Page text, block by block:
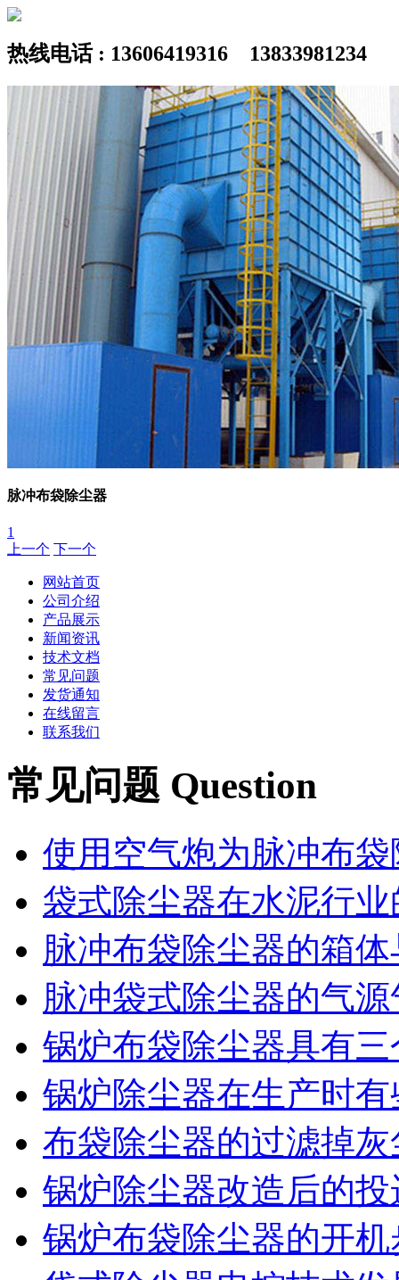
热线电话 : 13606419316 13833981234
脉冲布袋除尘器
1
上一个 下一个
网站首页
公司介绍
产品展示
新闻资讯
技术文档
常见问题
发货通知
在线留言
联系我们
常见问题 Question
使用空气炮为脉冲布
袋式除尘器在水泥行
脉冲布袋除尘器的箱
脉冲袋式除尘器的气
锅炉布袋除尘器具有
锅炉除尘器在生产时
布袋除尘器的过滤掉
锅炉除尘器改造后的
锅炉布袋除尘器的开机